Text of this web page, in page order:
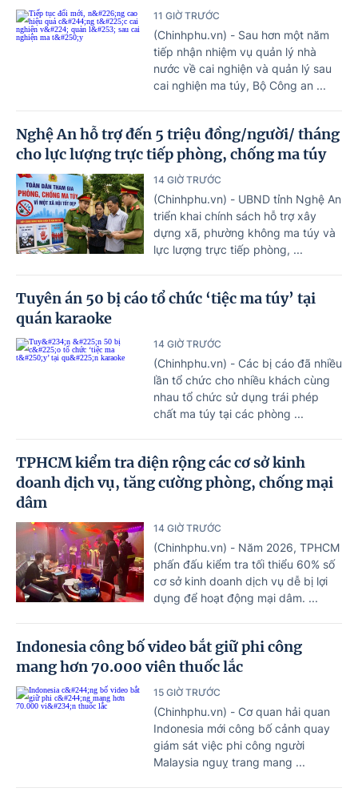
11 GIỜ TRƯỚC
(Chinhphu.vn) - Sau hơn một năm
tiếp nhận nhiệm vụ quản lý nhà
nước về cai nghiện và quản lý sau
cai nghiện ma túy, Bộ Công an ...
Nghệ An hỗ trợ đến 5 triệu đồng/người/ tháng
cho lực lượng trực tiếp phòng, chống ma túy
14 GIỜ TRƯỚC
(Chinhphu.vn) - UBND tỉnh Nghệ An
triển khai chính sách hỗ trợ xây
dựng xã, phường không ma túy và
lực lượng trực tiếp phòng, ...
Tuyên án 50 bị cáo tổ chức ‘tiệc ma túy’ tại
quán karaoke
14 GIỜ TRƯỚC
(Chinhphu.vn) - Các bị cáo đã nhiều
lần tổ chức cho nhiều khách cùng
nhau tổ chức sử dụng trái phép
chất ma túy tại các phòng ...
TPHCM kiểm tra diện rộng các cơ sở kinh
doanh dịch vụ, tăng cường phòng, chống mại
dâm
14 GIỜ TRƯỚC
(Chinhphu.vn) - Năm 2026, TPHCM
phấn đấu kiểm tra tối thiểu 60% số
cơ sở kinh doanh dịch vụ dễ bị lợi
dụng để hoạt động mại dâm. ...
Indonesia công bố video bắt giữ phi công
mang hơn 70.000 viên thuốc lắc
15 GIỜ TRƯỚC
(Chinhphu.vn) - Cơ quan hải quan
Indonesia mới công bố cảnh quay
giám sát việc phi công người
Malaysia nguỵ trang mang ...